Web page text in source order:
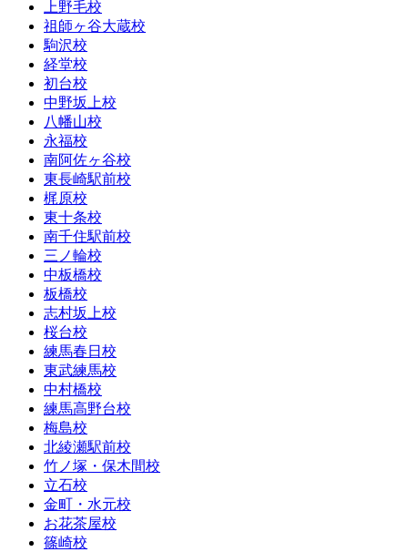
上野毛校
祖師ヶ谷大蔵校
駒沢校
経堂校
初台校
中野坂上校
八幡山校
永福校
南阿佐ヶ谷校
東長崎駅前校
梶原校
東十条校
南千住駅前校
三ノ輪校
中板橋校
板橋校
志村坂上校
桜台校
練馬春日校
東武練馬校
中村橋校
練馬高野台校
梅島校
北綾瀬駅前校
竹ノ塚・保木間校
立石校
金町・水元校
お花茶屋校
篠崎校